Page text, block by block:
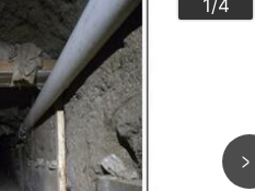
1/4
2/4
3/4
4/4